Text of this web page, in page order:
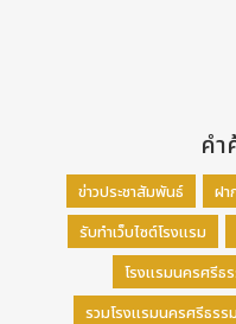
คำ
ข่าวประชาสัมพันธ์ ฝา
รับทำเว็บไซต์โรงแรม
โรงแรมนครศรีธ
รวมโรงแรมนครศรีธรร